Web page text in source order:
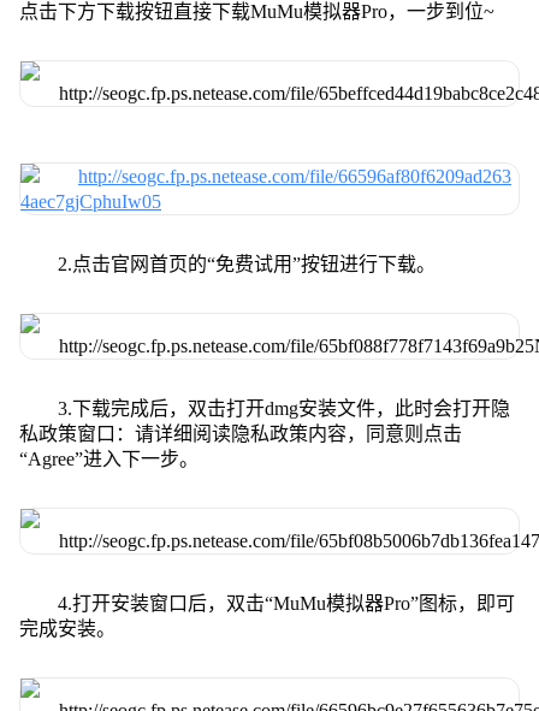
点击下方下载按钮直接下载MuMu模拟器Pro，一步到位~
2.点击官网首页的“免费试用”按钮进行下载。
3.下载完成后，双击打开dmg安装文件，此时会打开隐
私政策窗口：请详细阅读隐私政策内容，同意则点击
“Agree”进入下一步。
4.打开安装窗口后，双击“MuMu模拟器Pro”图标，即可
完成安装。